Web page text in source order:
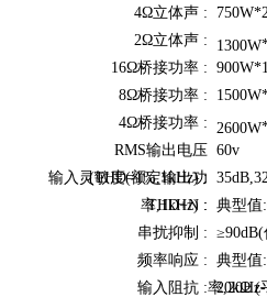
4Ω立体声 : 750W*2
2Ω立体声 : 1300W
16Ω桥接功率 : 900W*1
8Ω桥接功率 : 1500W
4Ω桥接功率 : 2600W
RMS输出电压
(THD=1%,1kHz) :
60v
输入灵敏度(额定输出功
率,1kHz) :
THD+N : 典型值
串扰抑制 :
频率响应 : 典型值
率
输入阻抗 :20kΩ (